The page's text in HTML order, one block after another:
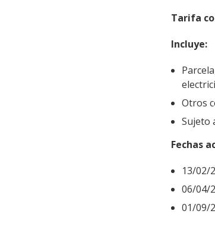
Tarifa
Incluye:
Otros
Sujeto
Fechas
13/02/
06/04/
01/09/